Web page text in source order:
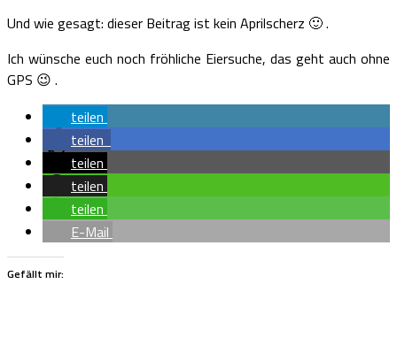
Und wie gesagt: dieser Beitrag ist kein Aprilscherz 🙂 .
Ich wünsche euch noch fröhliche Eiersuche, das geht auch ohne
GPS 😉 .
teilen
teilen
teilen
teilen
teilen
E-Mail
Gefällt mir: